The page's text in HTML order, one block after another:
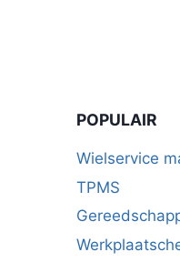
POPULAIR
Wielservice
TPMS